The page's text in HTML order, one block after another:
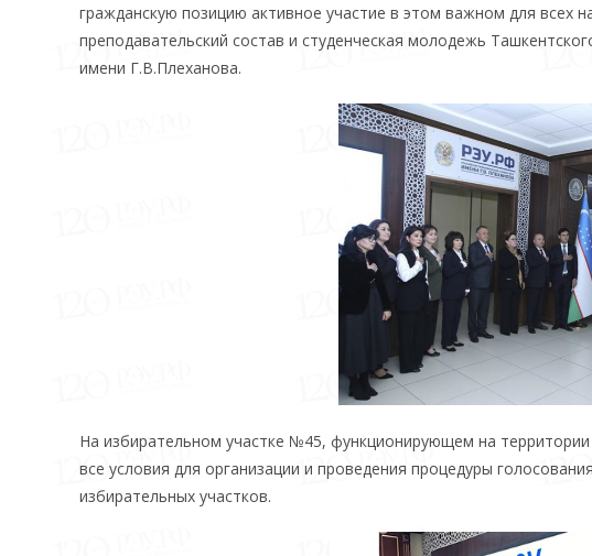
гражданскую позицию активное участие в этом важном для всех
преподавательский состав и студенческая молодежь
имени Г.В.Плеханова.
На избирательном участке №45, функционирующем на
все условия для организации и проведения процедуры
избирательных участков.